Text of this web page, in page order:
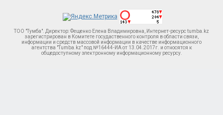
ТОО "Тумба". Директор: Фещенко Елена Владимировна, Интернет-ресурс tumba.kz
зарегистрирован в Комитете госудаственного контроля в области связи,
информации и средств массовой информации в качестве информационного
агентства "Tumba.kz" под №16444-ИА от 13.04.2017г. и относятся к
общедоступному электронному информационному ресурсу.